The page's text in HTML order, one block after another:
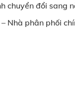
đổi sang
Nhà phân phối